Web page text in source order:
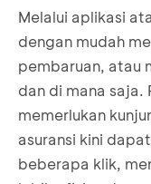
Melalui aplikasi
dengan mudah
pembaruan, atau
dan di mana saja.
memerlukan
asuransi kini
beberapa klik,